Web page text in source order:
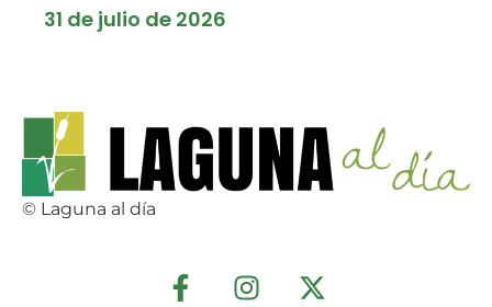
31 de julio de 2026
© Laguna al día